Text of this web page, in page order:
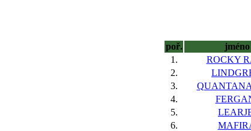
poř.
1.
ROCKY
2.
3.
4.
5.
6.